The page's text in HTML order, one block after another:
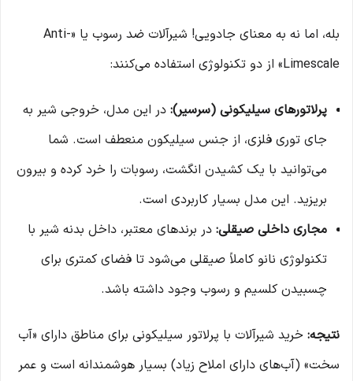
بله، اما نه به معنای جادویی! شیرآلات ضد رسوب یا «Anti-
Limescale» از دو تکنولوژی استفاده می‌کنند:
پرلاتورهای سیلیکونی (سرسیر): در این مدل، خروجی شیر به
جای توری فلزی، از جنس سیلیکون منعطف است. شما
می‌توانید با یک کشیدن انگشت، رسوبات را خرد کرده و بیرون
بریزید. این مدل بسیار کاربردی است.
مجاری داخلی صیقلی: در برندهای معتبر، داخل بدنه شیر با
تکنولوژی نانو کاملاً صیقلی می‌شود تا فضای کمتری برای
چسبیدن کلسیم و رسوب وجود داشته باشد.
نتیجه: خرید شیرآلات با پرلاتور سیلیکونی برای مناطق دارای «آب
سخت» (آب‌های دارای املاح زیاد) بسیار هوشمندانه است و عمر